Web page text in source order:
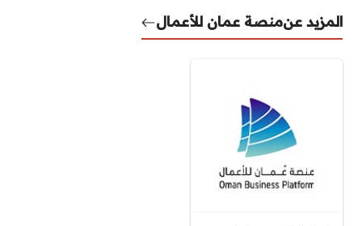
المزيد عنمنصة عمان للأعمال